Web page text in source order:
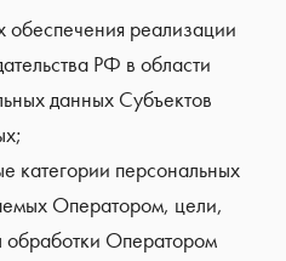
обеспечения реализации
РФ в области
данных Субъектов
категории персональных
Оператором, цели,
обработки Оператором